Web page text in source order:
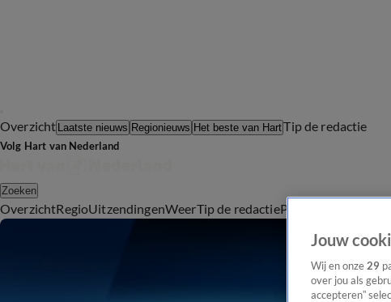
Overzicht Laatste nieuws Regionieuws Het beste van HartTip de redactie
Volg Hart van Nederland
Zoeken
OverzichtRegioUitzendingenWeerTip de redactiePanel
Jouw
Wij en onze 29
over jou als
accepteren”